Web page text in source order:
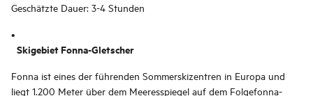
Geschätzte Dauer: 3-4 Stunden
Skigebiet Fonna-Gletscher
Fonna ist eines der führenden Sommerskizentren in Europa und
liegt 1.200 Meter über dem Meeresspiegel auf dem Folgefonna-